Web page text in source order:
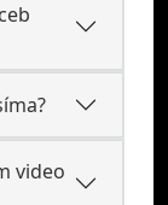
video